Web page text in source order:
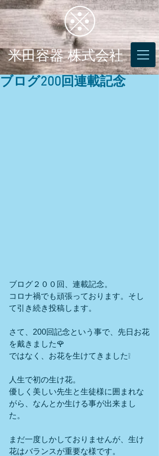
米田容器 株式会社
ブログ200回連載記念
ブログ２００回、連載記念。
コロナ禍でも頑張っております。そし
て引き続き投稿します。
さて、200回記念という事で、先日お花
を戴きました🌹
ではなく、お花を生けてきました❕
人生で初の生け花。
優しく美しい先生と生徒様に囲まれな
がら、なんとか生ける事が出来まし
た。
まだ一度しかしておりませんが、生け
花はバランスが重要な様です。